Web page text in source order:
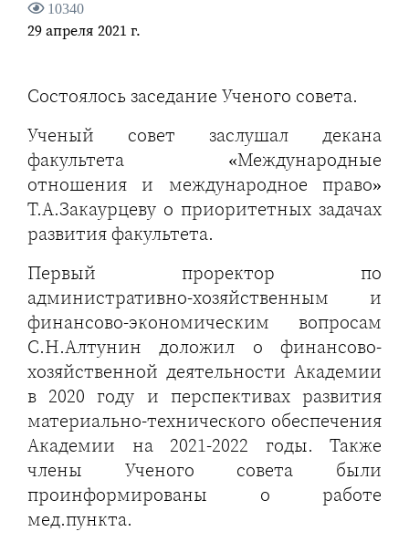
10340
29 апреля 2021 г.
Состоялось заседание Ученого совета.
Ученый совет заслушал декана
факультета «Международные
отношения и международное право»
Т.А.Закаурцеву о приоритетных задачах
развития факультета.
Первый проректор по
административно-хозяйственным и
финансово-экономическим вопросам
С.Н.Алтунин доложил о финансово-
хозяйственной деятельности Академии
в 2020 году и перспективах развития
материально-технического обеспечения
Академии на 2021-2022 годы. Также
члены Ученого совета были
проинформированы о работе
мед.пункта.